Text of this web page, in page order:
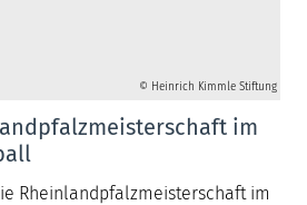
© Heinrich Kimmle Stiftung
im
Rheinlandpfalzmeisterschaft im